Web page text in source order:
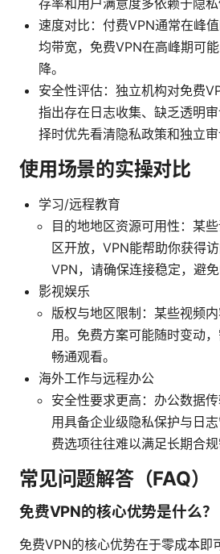
速度对比：付费VPN通常在峰
均带宽，免费VPN在高峰期可
降。
安全性评估：独立机构对免费
指出存在日志收集、缺乏透明
择时优先看清隐私政策和独立审
使用场景的实操对比
学习/远程教育
目的地地区资源可用性：某
区开放，VPN能帮助你获得
VPN，请确保连接稳定，避免
影视娱乐
版权与地区限制：某些视频
用。免费方案可能随时变动
畅通观看。
海外工作与远程办公
安全性要求更高：办公数据
用具备企业级隐私保护与日
费选项往往难以满足长期合规
常见问题解答（FAQ）
免费VPN的核心优势是什么？
免费VPN的核心优势在于零成本即